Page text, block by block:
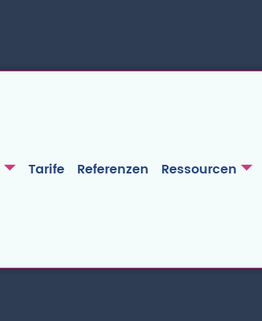
Tarife Referenzen Ressourcen